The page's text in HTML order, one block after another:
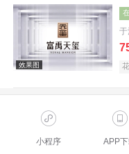
小程序 APP